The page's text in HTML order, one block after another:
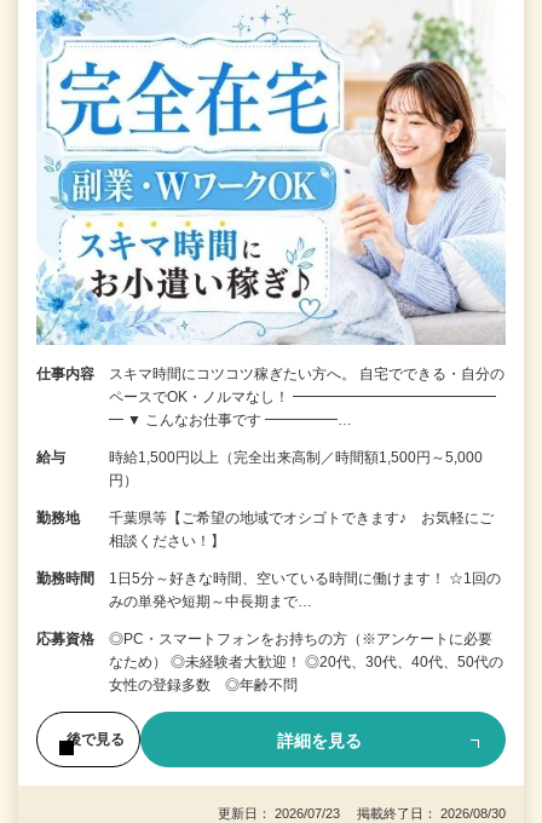
仕事内容
スキマ時間にコツコツ稼ぎたい方へ。 自宅でできる・自分の
ペースでOK・ノルマなし！ ━━━━━━━━━━━━━━
━ ▼ こんなお仕事です ━━━━━…
給与
時給1,500円以上（完全出来高制／時間額1,500円～5,000
円）
勤務地
千葉県等【ご希望の地域でオシゴトできます♪ お気軽にご
相談ください！】
勤務時間
1日5分～好きな時間、空いている時間に働けます！ ☆1回の
みの単発や短期～中長期まで…
応募資格
◎PC・スマートフォンをお持ちの方（※アンケートに必要
なため） ◎未経験者大歓迎！ ◎20代、30代、40代、50代の
女性の登録多数 ◎年齢不問
後で見る 詳細を見る
更新日： 2026/07/23 掲載終了日： 2026/08/30